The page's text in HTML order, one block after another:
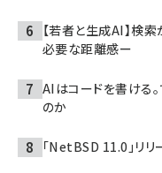
【若者と生成AI】検
必要な距離感ー
AIはコードを書ける
のか
「NetBSD 11.0」リ